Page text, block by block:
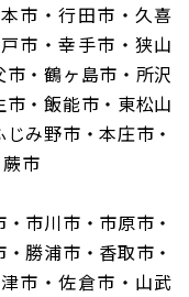
市・行田市・久喜
市・幸手市・狭山
・鶴ヶ島市・所沢
・飯能市・東松山
み野市・本庄市・
市
市川市・市原市・
勝浦市・香取市・
市・佐倉市・山武